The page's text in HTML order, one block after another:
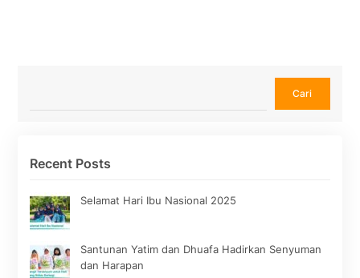
Cari
Recent Posts
Selamat Hari Ibu Nasional 2025
Santunan Yatim dan Dhuafa Hadirkan Senyuman
dan Harapan